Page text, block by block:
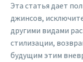
Эта статья дает
джинсов,
другими видами
стилизации,
будущим этим